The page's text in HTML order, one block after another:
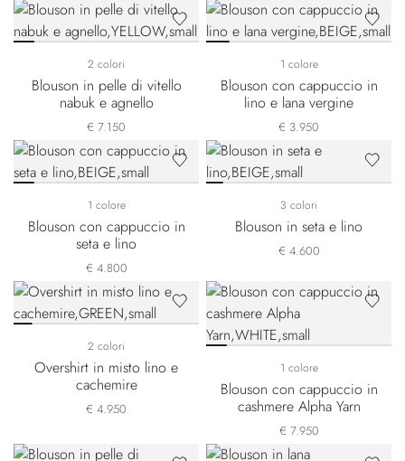
2 colori
Blouson in pelle di vitello
nabuk e agnello
€ 7.150
1 colore
Blouson con cappuccio in
lino e lana vergine
€ 3.950
1 colore
Blouson con cappuccio in
seta e lino
€ 4.800
3 colori
Blouson in seta e lino
€ 4.600
2 colori
Overshirt in misto lino e
cachemire
€ 4.950
1 colore
Blouson con cappuccio in
cashmere Alpha Yarn
€ 7.950